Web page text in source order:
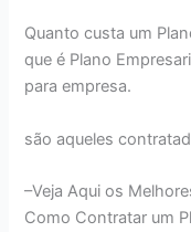
Quanto custa um
que é Plano
para empresa.
são aqueles
–Veja Aqui os
Como Contratar um